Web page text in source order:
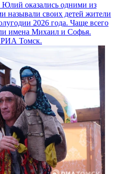
оказались одними из
называли своих детей жители
2026 года. Чаще всего
имена Михаил и Софья.
РИА Томск.